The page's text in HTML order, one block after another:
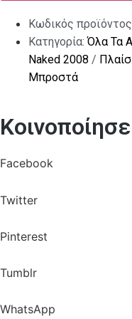
Κωδικός
Κατηγορία:Όλα Τα
Naked 2008 /
Μπροστά
Facebook
Twitter
Pinterest
Tumblr
WhatsApp